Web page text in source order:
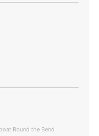
Round the Bend